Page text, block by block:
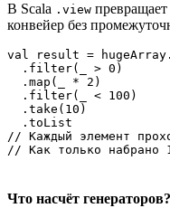
В Scala .view
конвейер без
val result =
  .filter(_ > 0)
  .map(_ * 2)
  .filter(_ < 100)
  .take(10)
  .toList
// Каждый элемент
Что насчёт генераторов?